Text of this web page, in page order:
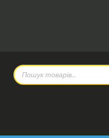
Products
search